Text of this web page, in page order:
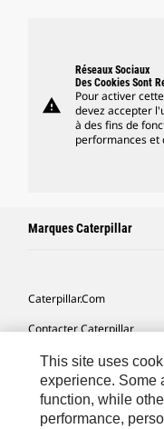
warning
Réseaux Sociaux
Des Cookies Sont
Pour activer
devez accepter
à des fins de
performances et
Marques Caterpillar
Caterpillar.com
Contacter Caterpillar
Mes Préférences
Plan Du Site
Cookie Settings
This site uses
experience. Some
function, while
performance,